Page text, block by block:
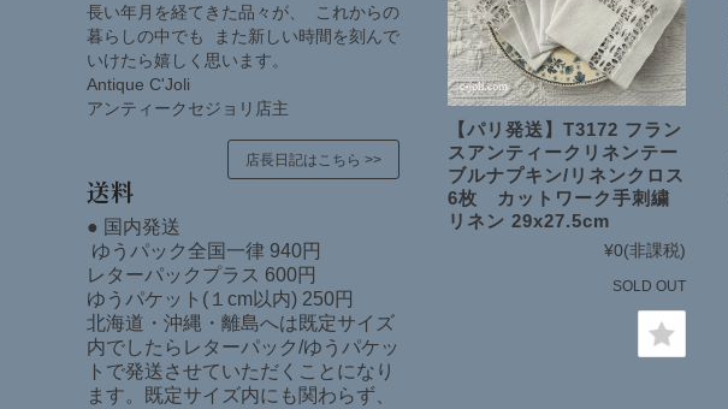
【パリ発送】T3172 フラン
スアンティークリネンテー
ブルナプキン/リネンクロス
6枚 カットワーク手刺繍
リネン 29x27.5cm
¥0(非課税)
SOLD OUT
長い年月を経てきた品々が、 これからの
暮らしの中でも また新しい時間を刻んで
いけたら嬉しく思います。
Antique C'Joli
アンティークセジョリ店主
店長日記はこちら >>
送料
● 国内発送
ゆうパック全国一律 940円
レターパックプラス 600円
ゆうパケット(１cm以内) 250円
北海道・沖縄・離島へは既定サイズ
内でしたらレターパック/ゆうパケッ
トで発送させていただくことになり
ます。既定サイズ内にも関わらず、